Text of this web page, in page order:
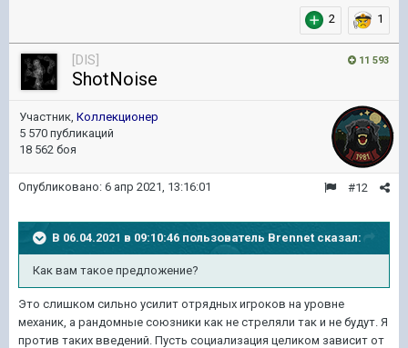
2 1
11 593
[DIS]
ShotNoise
Участник, Коллекционер
5 570 публикаций
18 562 боя
#12
Опубликовано: 6 апр 2021, 13:16:01
В 06.04.2021 в 09:10:46 пользователь Brennet сказал:
Как вам такое предложение?
Это слишком сильно усилит отрядных игроков на уровне
механик, а рандомные союзники как не стреляли так и не будут. Я
против таких введений. Пусть социализация целиком зависит от